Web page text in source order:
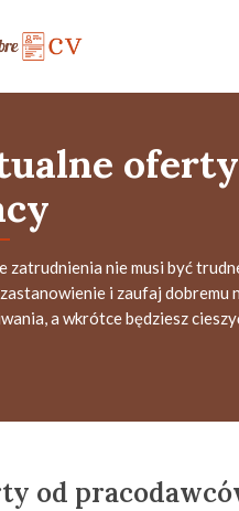
oferty
zatrudnienia nie musi być
i zaufaj dobremu
a wkrótce będziesz
od